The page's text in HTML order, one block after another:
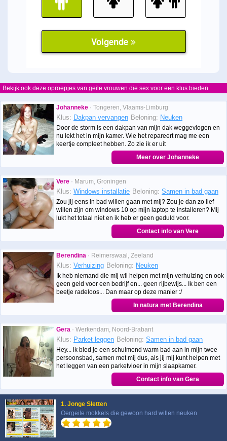
Bekijk ook deze oproepjes van geile vrouwen die sex voor een klus bieden
Johanneke · Tongeren, Vlaams-Limburg
Klus: Dakpan vervangen Beloning: Neuken
Door de storm is een dakpan van mijn dak weggevlogen en
nu lekt het in mijn kamer. Wie het repareert mag me een
keertje compleet hebben. Zo zie ik er uit
Meer over Johanneke
Vere · Marum, Groningen
Klus: Windows installatie Beloning: Samen in bad gaan
Zou jij eens in bad willen gaan met mij? Zou je dan zo lief
willen zijn om windows 10 op mijn laptop te installeren? Mij
lukt het totaal niet en ik heb er geen geduld voor.
Contact info van Vere
Berendina · Reimerswaal, Zeeland
Klus: Verhuizing Beloning: Neuken
Ik heb niemand die mij wil helpen met mijn verhuizing en ook
geen geld voor een bedrijf en... geen rijbewijs... Ik ben een
beetje radeloos... Dan maar op deze manier :/
In natura met Berendina
Gera · Werkendam, Noord-Brabant
Klus: Parket leggen Beloning: Samen in bad gaan
Hey... ik bied je een schuimend warm bad aan in mijn twee-
persoonsbad, samen met mij dus, als jij mij kunt helpen met
het leggen van een parketvloer in mijn slaapkamer.
Contact info van Gera
1. Jonge Sletten
Oergeile mokkels die gewoon hard willen neuken